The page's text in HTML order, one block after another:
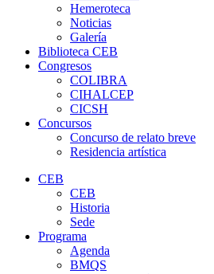
Hemeroteca
Noticias
Galería
Biblioteca CEB
Congresos
COLIBRA
CIHALCEP
CICSH
Concursos
Concurso de relato breve
Residencia artística
CEB
CEB
Historia
Sede
Programa
Agenda
BMQS